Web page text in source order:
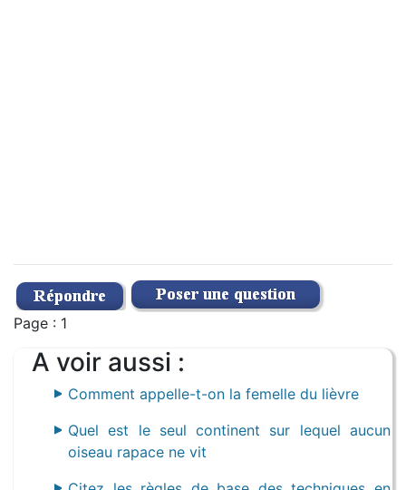
Page : 1
A voir aussi :
Comment appelle-t-on la femelle du lièvre
Quel est le seul continent sur lequel aucun
oiseau rapace ne vit